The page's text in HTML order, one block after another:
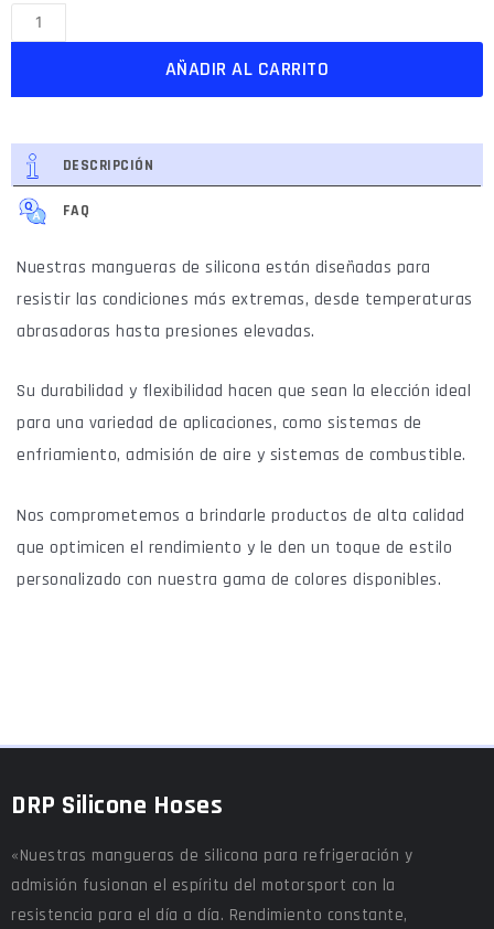
AÑADIR AL CARRITO
DESCRIPCIÓN
FAQ
Nuestras mangueras de silicona están diseñadas para
resistir las condiciones más extremas, desde temperaturas
abrasadoras hasta presiones elevadas.
Su durabilidad y flexibilidad hacen que sean la elección ideal
para una variedad de aplicaciones, como sistemas de
enfriamiento, admisión de aire y sistemas de combustible.
Nos comprometemos a brindarle productos de alta calidad
que optimicen el rendimiento y le den un toque de estilo
personalizado con nuestra gama de colores disponibles.
DRP Silicone Hoses
«Nuestras mangueras de silicona para refrigeración y
admisión fusionan el espíritu del motorsport con la
resistencia para el día a día. Rendimiento constante,